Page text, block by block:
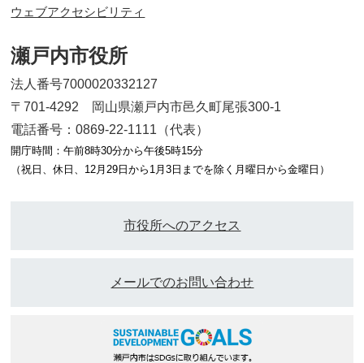
ウェブアクセシビリティ
瀬戸内市役所
法人番号7000020332127
〒701-4292 岡山県瀬戸内市邑久町尾張300-1
電話番号：0869-22-1111（代表）
開庁時間：午前8時30分から午後5時15分
（祝日、休日、12月29日から1月3日までを除く月曜日から金曜日）
市役所へのアクセス
メールでのお問い合わせ